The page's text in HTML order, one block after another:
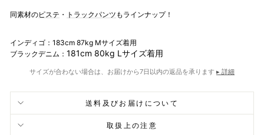
同素材のピステ ・ トラックパンツ もラインナップ！
インディゴ：183cm 87kg Mサイズ着用
ブラックデニム： 181cm 80kg Lサイズ着用
サイズが合わない場合は、お届けから7日以内の返品を承ります ▸ 詳細
送料及びお届けについて
取扱上の注意